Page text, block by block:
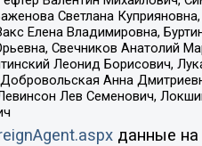
Светлана
Елена Владимировна,
Свечников Анатолий
Леонид Борисович,
Анна
Лев Семенович,
данные на